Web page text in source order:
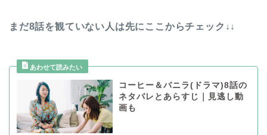
まだ8話を観ていない人は先にここからチェック↓↓
コーヒー＆バニラ(ドラマ)8話の
ネタバレとあらすじ｜見逃し動
画も